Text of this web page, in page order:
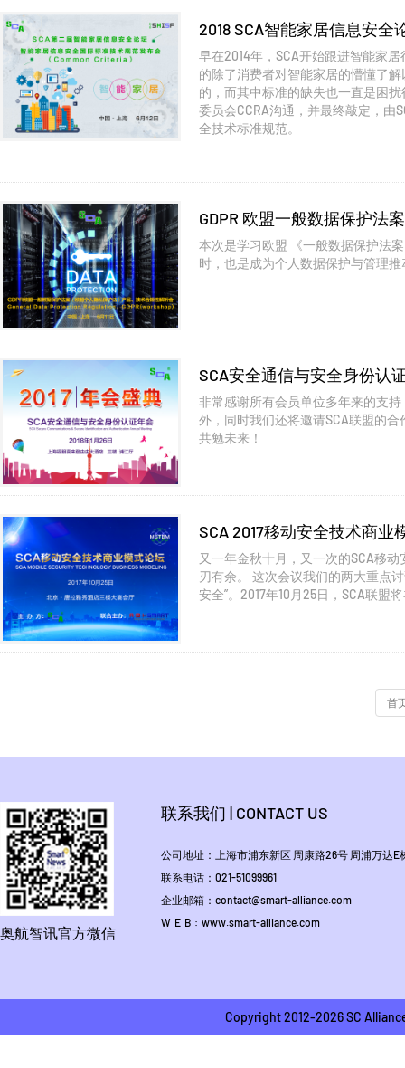
2018 SCA智能家居信息安
早在2014年，SCA开始跟进智能家
的除了消费者对智能家居的懵懂了
的，而其中标准的缺失也一直是困
委员会CCRA沟通，并最终敲定，
全技术标准规范。
GDPR 欧盟一般数据保护法
本次是学习欧盟 《一般数据保护法
时，也是成为个人数据保护与管理
SCA安全通信与安全身份认
非常感谢所有会员单位多年来的支持
外，同时我们还将邀请SCA联盟的
共勉未来！
SCA 2017移动安全技术商
又一年金秋十月，又一次的SCA移
刃有余。 这次会议我们的两大重点
安全”。2017年10月25日，SCA联盟
首
奥航智讯官方微信
联系我们 | CONTACT US
公司地址：上海市浦东新区 周康路26号 周浦万达E
联系电话：021-51099961
企业邮箱：contact@smart-alliance.com
W E B : www.smart-alliance.com
Copyright 2012-2026 SC